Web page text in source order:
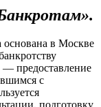
в Москве
предоставление
с